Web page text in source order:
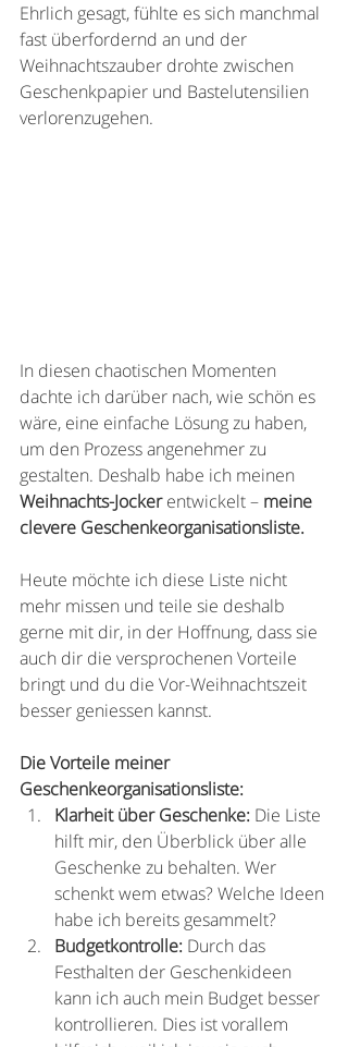
Ehrlich gesagt, fühlte es sich manchmal
fast überfordernd an und der
Weihnachtszauber drohte zwischen
Geschenkpapier und Bastelutensilien
verlorenzugehen.
In diesen chaotischen Momenten
dachte ich darüber nach, wie schön es
wäre, eine einfache Lösung zu haben,
um den Prozess angenehmer zu
gestalten. Deshalb habe ich meinen
Weihnachts-Jocker entwickelt – meine
clevere Geschenkeorganisationsliste.
Heute möchte ich diese Liste nicht
mehr missen und teile sie deshalb
gerne mit dir, in der Hoffnung, dass sie
auch dir die versprochenen Vorteile
bringt und du die Vor-Weihnachtszeit
besser geniessen kannst.
Die Vorteile meiner
Geschenkeorganisationsliste:
Klarheit über Geschenke: Die Liste
hilft mir, den Überblick über alle
Geschenke zu behalten. Wer
schenkt wem etwas? Welche Ideen
habe ich bereits gesammelt?
Budgetkontrolle: Durch das
Festhalten der Geschenkideen
kann ich auch mein Budget besser
kontrollieren. Dies ist vorallem